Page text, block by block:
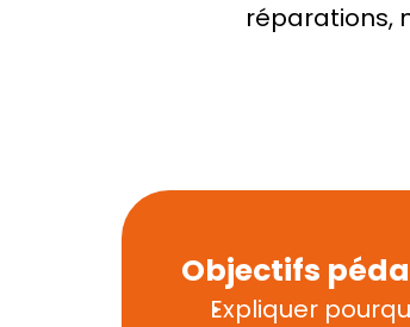
réparations,
Objectifs
Expliquer